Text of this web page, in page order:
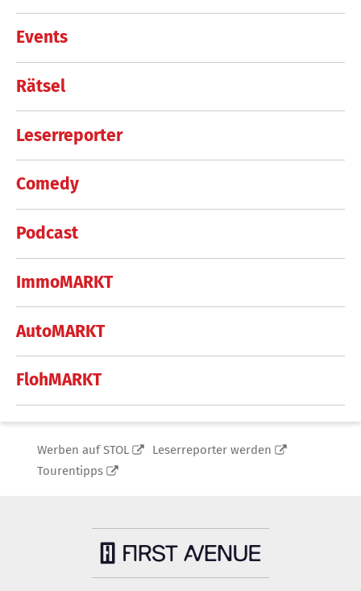
Events
Rätsel
Leserreporter
Comedy
Podcast
ImmoMARKT
AutoMARKT
FlohMARKT
Werben auf STOL
Leserreporter werden
Tourentipps